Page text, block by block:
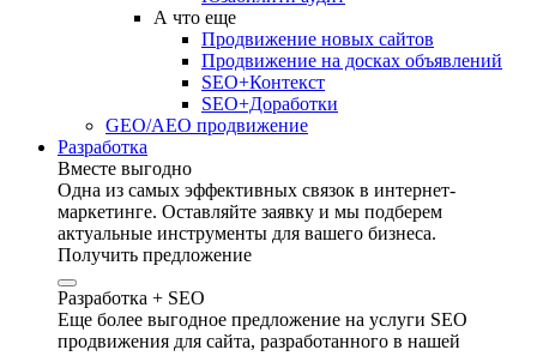
А что еще
Продвижение новых сайтов
Продвижение на досках объявлений
SEO+Контекст
SEO+Доработки
GEO/AEO продвижение
Разработка
Вместе выгодно
Одна из самых эффективных связок в интернет-
маркетинге. Оставляйте заявку и мы подберем
актуальные инструменты для вашего бизнеса.
Получить предложение
Разработка + SEO
Еще более выгодное предложение на услуги SEO
продвижения для сайта, разработанного в нашей